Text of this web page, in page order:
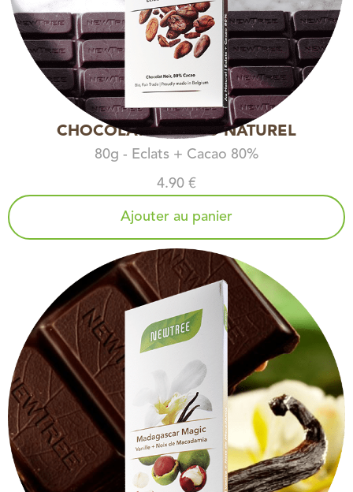
CHOCOLAT NOIR AU NATUREL
80g - Eclats + Cacao 80%
4.90 €
Ajouter au panier